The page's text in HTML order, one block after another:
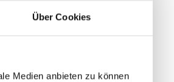
Über Cookies
Medien anbieten zu können